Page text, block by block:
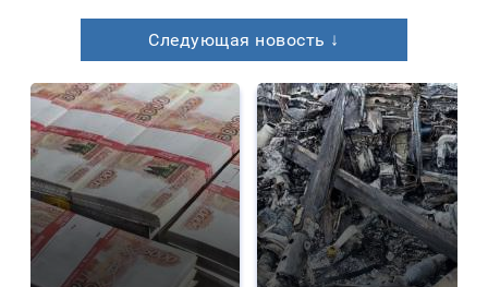
Следующая новость ↓